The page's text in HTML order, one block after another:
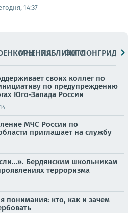
14:37
МНЕНИЯПАБЛИКИ
ФОТОЛОНГРИДЫ
своих коллег по
по предупреждению
Юго-Запада России
МЧС России по
приглашает на службу
Бердянским школьникам
терроризма
понимания: кто, как и зачем